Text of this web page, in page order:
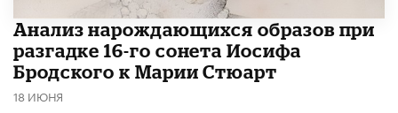
Анализ нарождающихся образов при
разгадке 16-го сонета Иосифа
Бродского к Марии Стюарт
18 ИЮНЯ